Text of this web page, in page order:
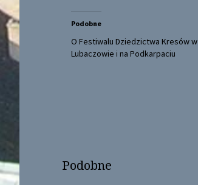
t
e
(
p
o
w
k
O
o
Podobne
O Festiwalu Dziedzictwa Kresów w
Lubaczowie i na Podkarpaciu
Podobne